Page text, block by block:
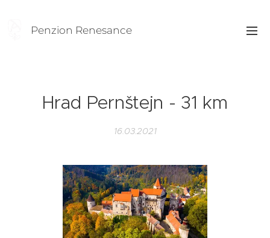
Penzion Renesance
Hrad Pernštejn - 31 km
16.03.2021